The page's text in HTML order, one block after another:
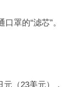
罩的“滤芯”。
（23美元），